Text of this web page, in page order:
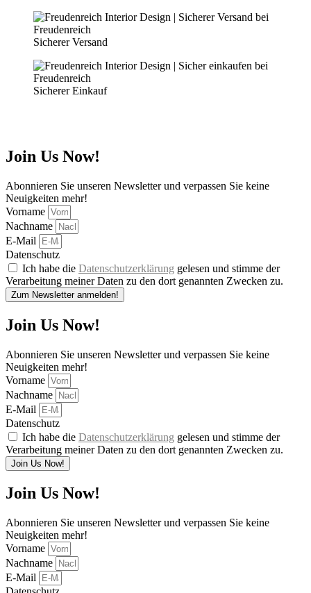
Sicherer Versand
Sicherer Einkauf
Join Us Now!
Abonnieren Sie unseren Newsletter und verpassen Sie keine
Neuigkeiten mehr!
Vorname
Nachname
E-Mail
Datenschutz
Ich habe die Datenschutzerklärung gelesen und stimme der
Verarbeitung meiner Daten zu den dort genannten Zwecken zu.
Zum Newsletter anmelden!
Join Us Now!
Abonnieren Sie unseren Newsletter und verpassen Sie keine
Neuigkeiten mehr!
Vorname
Nachname
E-Mail
Datenschutz
Ich habe die Datenschutzerklärung gelesen und stimme der
Verarbeitung meiner Daten zu den dort genannten Zwecken zu.
Join Us Now!
Join Us Now!
Abonnieren Sie unseren Newsletter und verpassen Sie keine
Neuigkeiten mehr!
Vorname
Nachname
E-Mail